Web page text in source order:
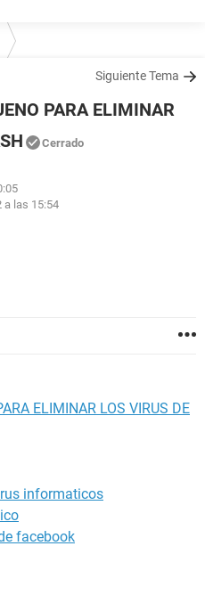
Siguiente Tema
PARA ELIMINAR
Cerrado
a las 15:54
ELIMINAR LOS VIRUS DE
informaticos
facebook